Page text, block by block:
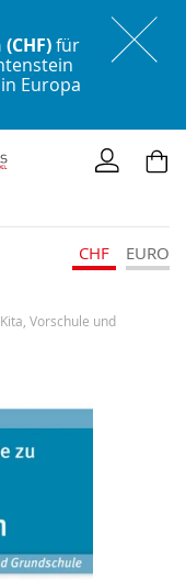
für
Europa
CHF EURO
Vorschule und